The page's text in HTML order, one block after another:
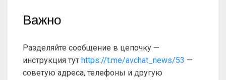
Важно
Разделяйте сообщение в цепочку —
инструкция тут https://t.me/avchat_news/53 —
советую адреса, телефоны и другую